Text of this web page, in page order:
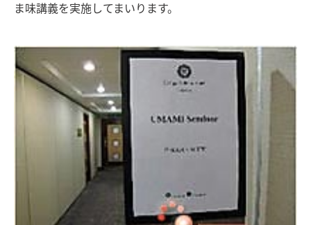
ま味講義を実施してまいります。